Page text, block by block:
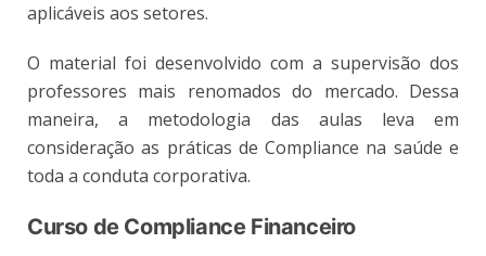
aplicáveis aos setores.
O material foi desenvolvido com a supervisão dos
professores mais renomados do mercado. Dessa
maneira, a metodologia das aulas leva em
consideração as práticas de Compliance na saúde e
toda a conduta corporativa.
Curso de Compliance Financeiro